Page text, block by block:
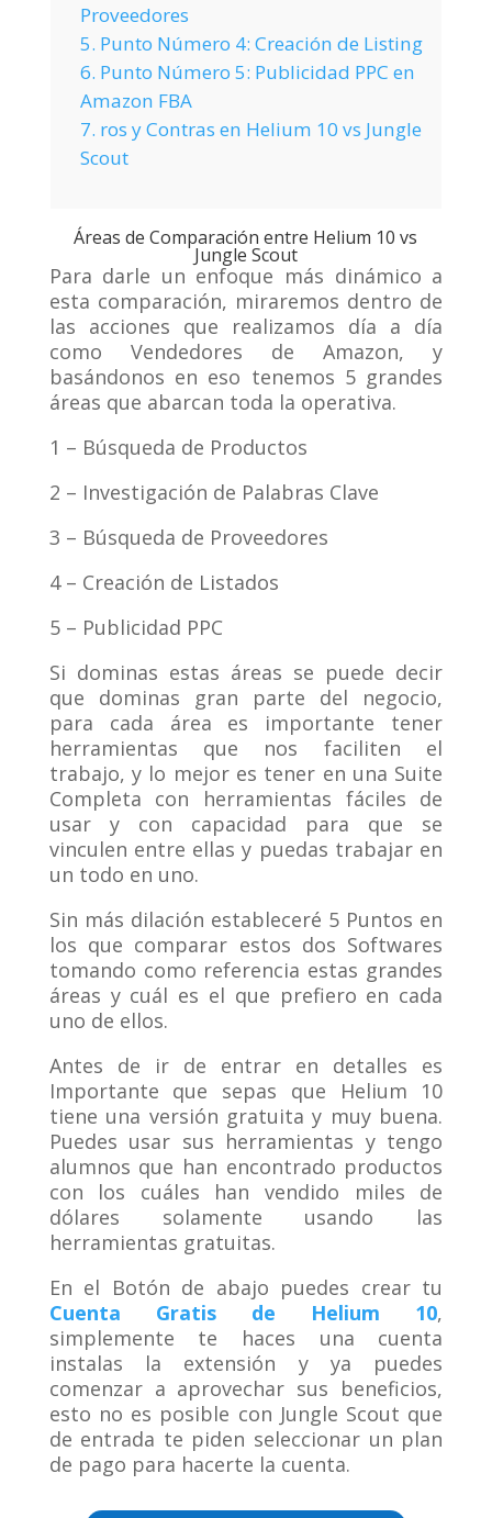
Proveedores
5. Punto Número 4: Creación de Listing
6. Punto Número 5: Publicidad PPC en
Amazon FBA
7. ros y Contras en Helium 10 vs Jungle
Scout
Áreas de Comparación entre Helium 10 vs
Jungle Scout
Para darle un enfoque más dinámico a
esta comparación, miraremos dentro de
las acciones que realizamos día a día
como Vendedores de Amazon, y
basándonos en eso tenemos 5 grandes
áreas que abarcan toda la operativa.
1 – Búsqueda de Productos
2 – Investigación de Palabras Clave
3 – Búsqueda de Proveedores
4 – Creación de Listados
5 – Publicidad PPC
Si dominas estas áreas se puede decir
que dominas gran parte del negocio,
para cada área es importante tener
herramientas que nos faciliten el
trabajo, y lo mejor es tener en una Suite
Completa con herramientas fáciles de
usar y con capacidad para que se
vinculen entre ellas y puedas trabajar en
un todo en uno.
Sin más dilación estableceré 5 Puntos en
los que comparar estos dos Softwares
tomando como referencia estas grandes
áreas y cuál es el que prefiero en cada
uno de ellos.
Antes de ir de entrar en detalles es
Importante que sepas que Helium 10
tiene una versión gratuita y muy buena.
Puedes usar sus herramientas y tengo
alumnos que han encontrado productos
con los cuáles han vendido miles de
dólares solamente usando las
herramientas gratuitas.
En el Botón de abajo puedes crear tu
Cuenta Gratis de Helium 10,
simplemente te haces una cuenta
instalas la extensión y ya puedes
comenzar a aprovechar sus beneficios,
esto no es posible con Jungle Scout que
de entrada te piden seleccionar un plan
de pago para hacerte la cuenta.